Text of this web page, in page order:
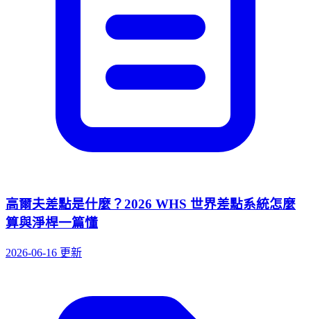
高爾夫差點是什麼？2026 WHS 世界差點系統怎麼
算與淨桿一篇懂
2026-06-16 更新